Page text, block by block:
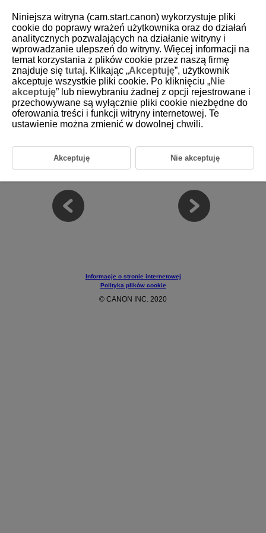
D101-192
Moje menu
Na karcie Moje menu można zapisać pozycje menu i funkcje
indywidualne, których ustawienia są często zmieniane.
Menu karty: Moje menu
Rejestrowanie Mojego menu
Informacje o stronie internetowej
Polityka plików cookie
© CANON INC. 2020
Niniejsza witryna (cam.start.canon) wykorzystuje pliki
cookie do poprawy wrażeń użytkownika oraz do działań
analitycznych pozwalających na działanie witryny i
wprowadzanie ulepszeń do witryny. Więcej informacji na
temat korzystania z plików cookie przez naszą firmę
znajduje się tutaj. Klikając „Akceptuję”, użytkownik
akceptuje wszystkie pliki cookie. Po kliknięciu „Nie
akceptuję” lub niewybraniu żadnej z opcji rejestrowane i
przechowywane są wyłącznie pliki cookie niezbędne do
oferowania treści i funkcji witryny internetowej. Te
ustawienie można zmienić w dowolnej chwili.
Akceptuję Nie akceptuję